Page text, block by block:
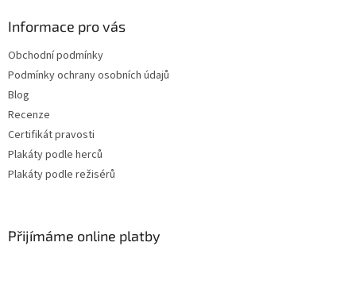
Informace pro vás
Obchodní podmínky
Podmínky ochrany osobních údajů
Blog
Recenze
Certifikát pravosti
Plakáty podle herců
Plakáty podle režisérů
Přijímáme online platby